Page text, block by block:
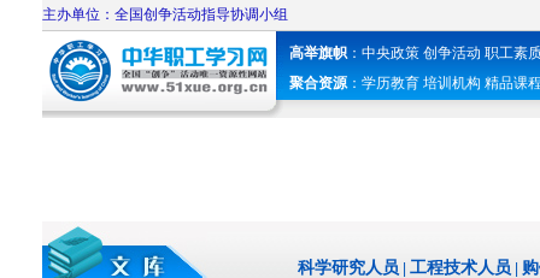
主办单位：全国创争活动指导协调小组
高举旗帜 ： 中央政策 创争活动 职工素
聚合资源： 学历教育 培训机构 精品课
科学研究人员 工程技术人员